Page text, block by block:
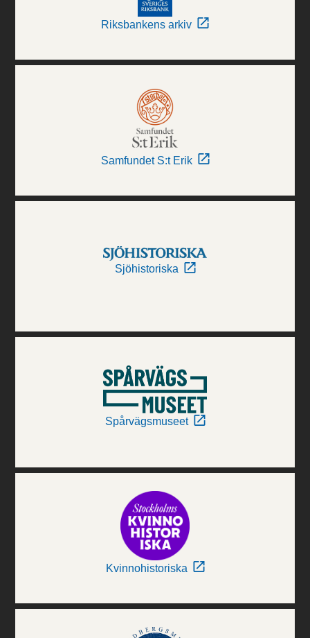
Riksbankens arkiv
Samfundet S:t Erik
Sjöhistoriska
Spårvägsmuseet
Kvinnohistoriska